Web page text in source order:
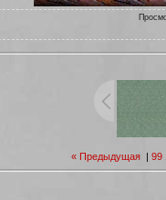
« Предыдущая| 99